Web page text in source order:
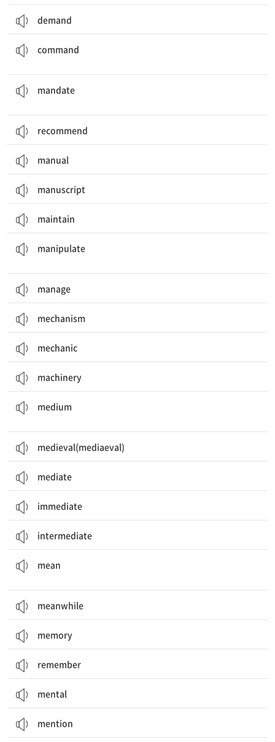
demand
command
mandate
recommend
manual
manuscript
maintain
manipulate
manage
mechanism
mechanic
machinery
medium
medieval(mediaeval)
mediate
immediate
intermediate
mean
meanwhile
memory
remember
mental
mention